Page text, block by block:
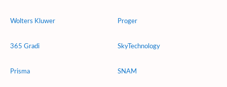
Wolters Kluwer
365 Gradi
Prisma
Proger
SkyTechnology
SNAM